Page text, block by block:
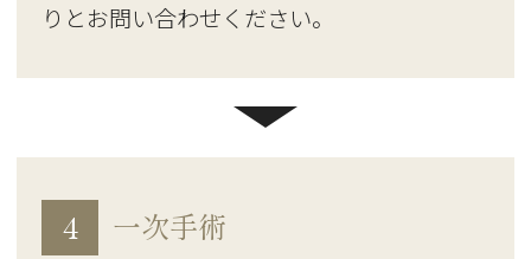
りとお問い合わせください。
4 一次手術